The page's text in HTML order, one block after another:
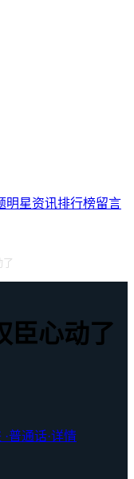
明星资讯排行榜留言
臣心动了
·普通话·详情